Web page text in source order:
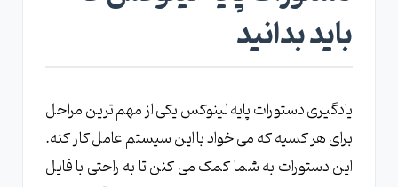
باید بدانید
یادگیری دستورات پایه لینوکس یکی از مهم ترین مراحل
برای هر کسیه که می خواد با این سیستم عامل کار کنه.
این دستورات به شما کمک می کنن تا به راحتی با فایل